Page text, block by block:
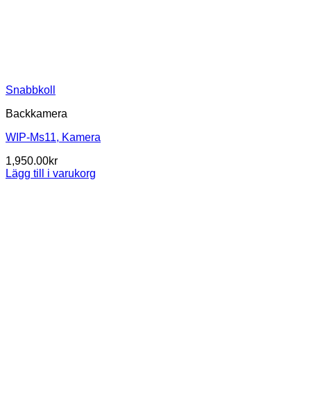
Snabbkoll
Backkamera
WIP-Ms11, Kamera
1,950.00kr
Lägg till i varukorg